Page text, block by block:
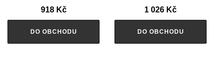
918 Kč
DO OBCHODU
1 026 Kč
DO OBCHODU